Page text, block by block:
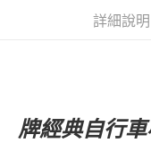
【付款後7-11取貨】急
詳細說明
牌經典自行